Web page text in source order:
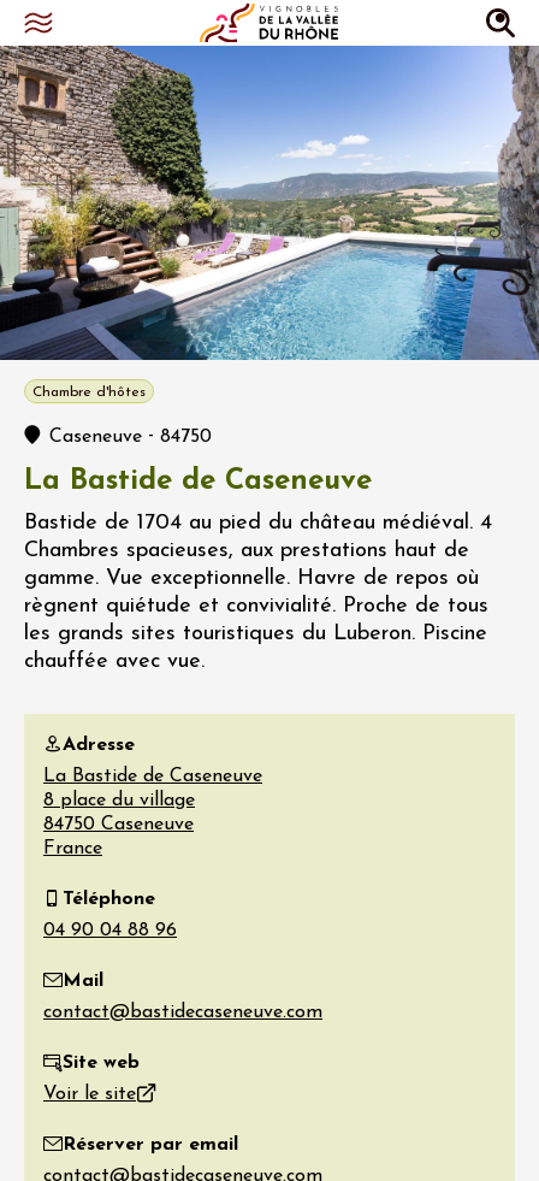
Chambre d'hôtes
Caseneuve - 84750
La Bastide de Caseneuve
Bastide de 1704 au pied du château médiéval. 4
Chambres spacieuses, aux prestations haut de
gamme. Vue exceptionnelle. Havre de repos où
règnent quiétude et convivialité. Proche de tous
les grands sites touristiques du Luberon. Piscine
chauffée avec vue.
Adresse
La Bastide de Caseneuve
8 place du village
84750 Caseneuve
France
Téléphone
Mail
Site web
Voir le site
Réserver par email